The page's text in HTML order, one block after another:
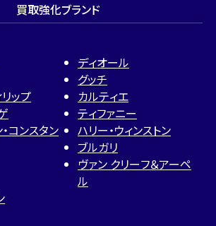
買取強化ブランド
ップ
コンスタン
ディオール
グッチ
カルティエ
ティファニー
ハリー・ウィンストン
ブルガリ
ヴァン クリーフ＆アーペ
ル